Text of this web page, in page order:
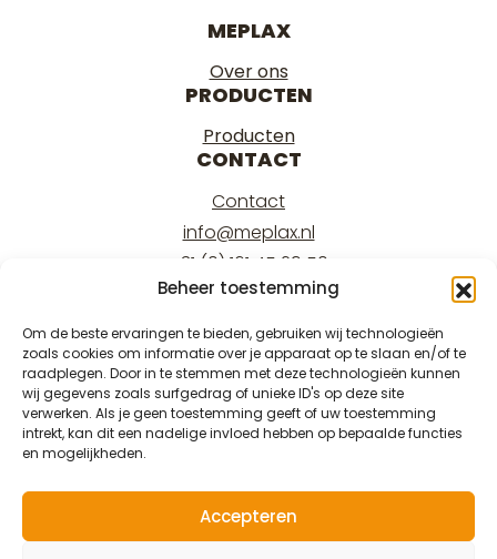
Beheer toestemming
Om de beste ervaringen te bieden, gebruiken wij technologieën
zoals cookies om informatie over je apparaat op te slaan en/of te
raadplegen. Door in te stemmen met deze technologieën kunnen
wij gegevens zoals surfgedrag of unieke ID's op deze site
verwerken. Als je geen toestemming geeft of uw toestemming
intrekt, kan dit een nadelige invloed hebben op bepaalde functies
en mogelijkheden.
Accepteren
MEPLAX
Over ons
PRODUCTEN
Producten
CONTACT
Contact
info@meplax.nl
+31 (0) 161 45 29 50
Kantoor/office:
Burgemeester Krollaan 17
5126 PT Gilze
Magazijn/warehouse:
Burgemeester Krollaan 15
5126 PT Gilze